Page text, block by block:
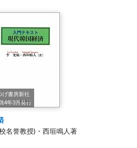
げ書房新社
年3月発行
名誉教授)・西垣鳴人著